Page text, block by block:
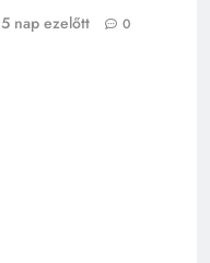
5 nap ezelőtt 0